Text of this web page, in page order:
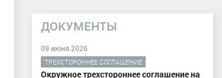
ДОКУМЕНТЫ
09 июня 2026
ТРЕХСТОРОННЕЕ СОГЛАШЕНИЕ
Окружное трехстороннее соглашение на